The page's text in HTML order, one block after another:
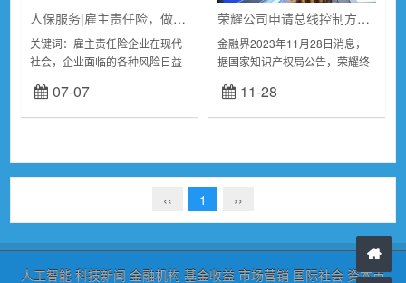
人保服务|雇主责任险，做企业的护身符
关键词：雇主责任险企业在现代
社会，企业面临的各种风险日益
种重要的风险转移工具。雇主责
任险是一种保障雇主为员工在工
07-07
荣耀公司申请总线控制方法专利，实现集成电路器件对从机的数据补发
金融界2023年11月28日消息，
据国家知识产权局公告，荣耀终
制方法、电子设备及计算机存储
介质“，公开号
11-28
‹‹ 1 ››
人工智能 科技新闻 金融机构 基金收益 市场营销 国际社会 资本市